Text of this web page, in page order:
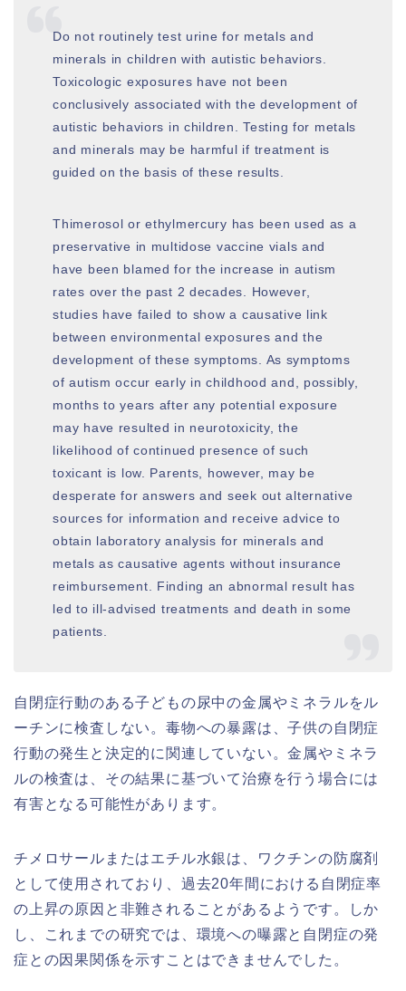
Do not routinely test urine for metals and
minerals in children with autistic behaviors.
Toxicologic exposures have not been
conclusively associated with the development of
autistic behaviors in children. Testing for metals
and minerals may be harmful if treatment is
guided on the basis of these results.
Thimerosol or ethylmercury has been used as a
preservative in multidose vaccine vials and
have been blamed for the increase in autism
rates over the past 2 decades. However,
studies have failed to show a causative link
between environmental exposures and the
development of these symptoms. As symptoms
of autism occur early in childhood and, possibly,
months to years after any potential exposure
may have resulted in neurotoxicity, the
likelihood of continued presence of such
toxicant is low. Parents, however, may be
desperate for answers and seek out alternative
sources for information and receive advice to
obtain laboratory analysis for minerals and
metals as causative agents without insurance
reimbursement. Finding an abnormal result has
led to ill-advised treatments and death in some
patients.
自閉症行動のある子どもの尿中の金属やミネラルをル
ーチンに検査しない。毒物への暴露は、子供の自閉症
行動の発生と決定的に関連していない。金属やミネラ
ルの検査は、その結果に基づいて治療を行う場合には
有害となる可能性があります。
チメロサールまたはエチル水銀は、ワクチンの防腐剤
として使用されており、過去20年間における自閉症率
の上昇の原因と非難されることがあるようです。しか
し、これまでの研究では、環境への曝露と自閉症の発
症との因果関係を示すことはできませんでした。